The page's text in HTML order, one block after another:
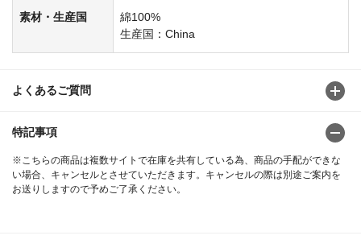
素材・生産国
綿100%
生産国：China
よくあるご質問
特記事項
※こちらの商品は複数サイトで在庫を共有している為、商品の手配ができな
い場合、キャンセルとさせていただきます。キャンセルの際は別途ご案内を
お送りしますので予めご了承ください。